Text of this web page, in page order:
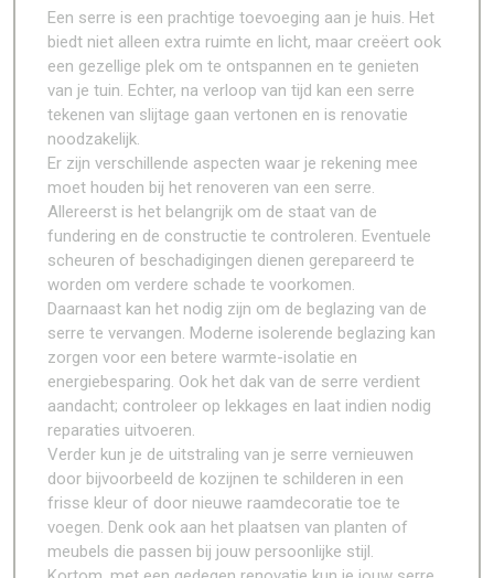
Een serre is een prachtige toevoeging aan je huis. Het
biedt niet alleen extra ruimte en licht, maar creëert ook
een gezellige plek om te ontspannen en te genieten
van je tuin. Echter, na verloop van tijd kan een serre
tekenen van slijtage gaan vertonen en is renovatie
noodzakelijk.
Er zijn verschillende aspecten waar je rekening mee
moet houden bij het renoveren van een serre.
Allereerst is het belangrijk om de staat van de
fundering en de constructie te controleren. Eventuele
scheuren of beschadigingen dienen gerepareerd te
worden om verdere schade te voorkomen.
Daarnaast kan het nodig zijn om de beglazing van de
serre te vervangen. Moderne isolerende beglazing kan
zorgen voor een betere warmte-isolatie en
energiebesparing. Ook het dak van de serre verdient
aandacht; controleer op lekkages en laat indien nodig
reparaties uitvoeren.
Verder kun je de uitstraling van je serre vernieuwen
door bijvoorbeeld de kozijnen te schilderen in een
frisse kleur of door nieuwe raamdecoratie toe te
voegen. Denk ook aan het plaatsen van planten of
meubels die passen bij jouw persoonlijke stijl.